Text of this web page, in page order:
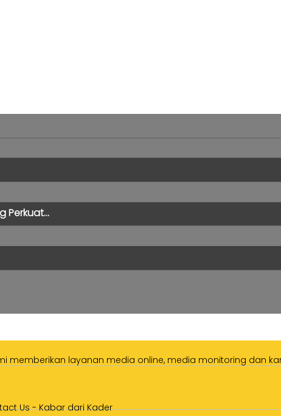
Perkuat...
memberikan layanan media online, media monitoring dan
Us-Kabar dari Kader